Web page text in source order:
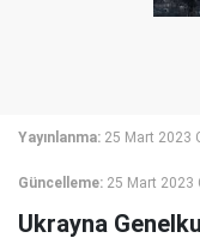
Yayınlanma: 25 Mart 2023
Güncelleme: 25 Mart 2023
Ukrayna